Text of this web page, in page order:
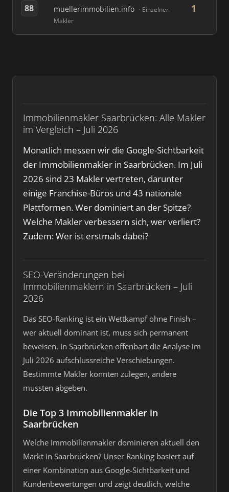
Immobilienmakler Saarbrücken: Alle Makler
im Vergleich – Juli 2026
Monatlich messen wir die Google-Sichtbarkeit
der Immobilienmakler in Saarbrücken. Im Juli
2026 sind 23 Makler vertreten, darunter
einige Franchise-Büros und 43 nationale
Plattformen. Wer dominiert an der Spitze?
Welche Makler verbessern sich, wer verliert?
Zudem: Wer ist erstmals dabei?
SEO-Veränderungen bei
Immobilienmaklern in Saarbrücken – Juli
2026
Das SEO-Ranking ist ein Wettkampf ohne Finish –
wer aktuell dominant ist, muss sich permanent
beweisen. In Saarbrücken offenbart die Analyse im
Juli 2026 aufschlussreiche Verschiebungen.
Bestimmte Makler konnten zulegen, andere
mussten abgeben.
Die Top 3 Immobilienmakler in
Saarbrücken
Welche Immobilienmakler dominieren aktuell den
Markt in Saarbrücken? Unser Ranking basiert auf
einer Kombination aus Google-Sichtbarkeit und
Kundenbewertungen und zeigt deutlich, welche
88 muellerimmobilien.info
Einzelner
Makler
1